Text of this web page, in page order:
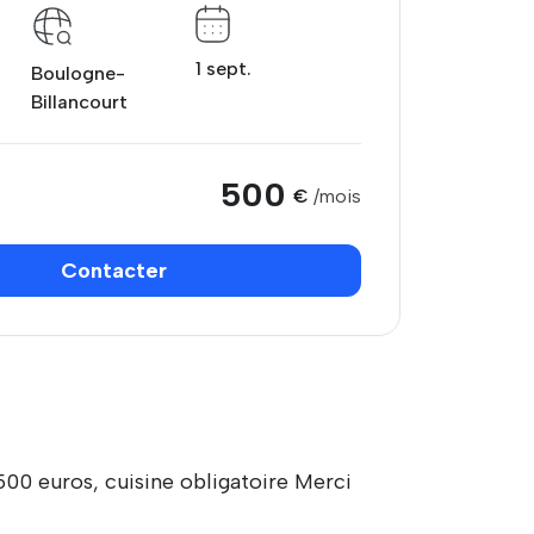
Boulogne-
Billancourt
1 sept.
500 € /mois
Contacter
euros, cuisine obligatoire Merci